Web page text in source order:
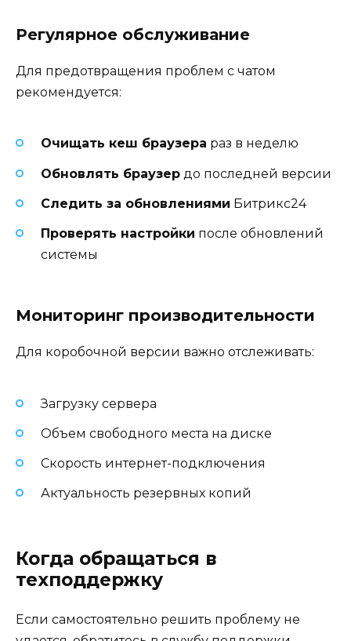
Регулярное обслуживание
Для предотвращения проблем с чатом
рекомендуется:
Очищать кеш браузера раз в неделю
Обновлять браузер до последней версии
Следить за обновлениями Битрикс24
Проверять настройки после обновлений
системы
Мониторинг производительности
Для коробочной версии важно отслеживать:
Загрузку сервера
Объем свободного места на диске
Скорость интернет-подключения
Актуальность резервных копий
Когда обращаться в
техподдержку
Если самостоятельно решить проблему не